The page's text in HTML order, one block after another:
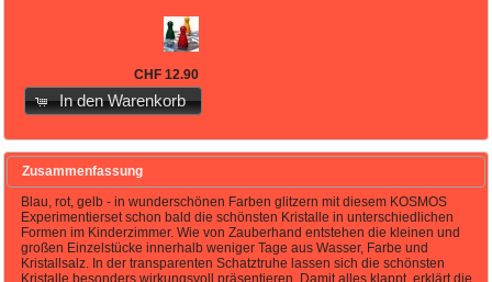
CHF 12.90
In den Warenkorb
Zusammenfassung
Blau, rot, gelb - in wunderschönen Farben glitzern mit diesem KOSMOS
Experimentierset schon bald die schönsten Kristalle in unterschiedlichen
Formen im Kinderzimmer. Wie von Zauberhand entstehen die kleinen und
großen Einzelstücke innerhalb weniger Tage aus Wasser, Farbe und
Kristallsalz. In der transparenten Schatztruhe lassen sich die schönsten